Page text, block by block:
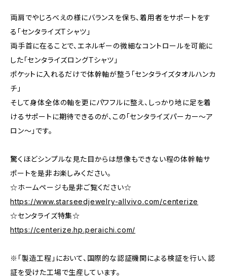
両肩でやじろべえの様にバランスを保ち、着用者をサポートをす
る「センタライズTシャツ」
両手首に在ることで、エネルギーの微細なコントロールを可能に
した「センタライズロングTシャツ」
ポケットに入れるだけで体幹軸が整う「センタライズタオルハンカ
チ」
そして身体全体の軸を更にパワフルに整え、しっかり地に足を着
けるサポートに期待できるのが、この「センタライズパーカー～ア
ロン～」です。
驚くほどシンプルな見た目からは想像もできない程の体幹軸サ
ポートを是非お楽しみください。
☆ホームページも是非ご覧ください☆
https://www.starseedjewelry-allvivo.com/centerize
☆センタライズ特集☆
https://centerize.hp.peraichi.com/
※「製造工程」において、国際的な認証機関による検証を行い、認
証を受けた工場で生産しています。